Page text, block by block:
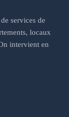
services de
locaux
intervient en